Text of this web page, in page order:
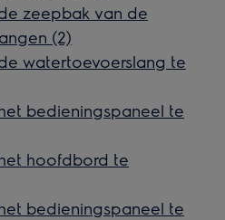
zeepbak van de
(2)
watertoevoerslang te
bedieningspaneel te
hoofdbord te
bedieningspaneel te